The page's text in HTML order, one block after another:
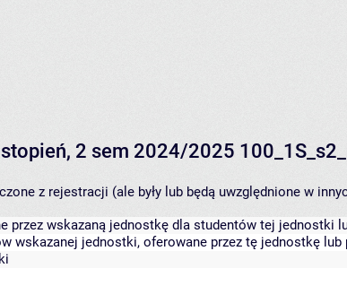
2 sem 2024/2025
z rejestracji (ale były lub będą uwzględnione w
przez wskazaną jednostkę dla studentów tej jednostki
wskazanej jednostki, oferowane przez tę jednostkę